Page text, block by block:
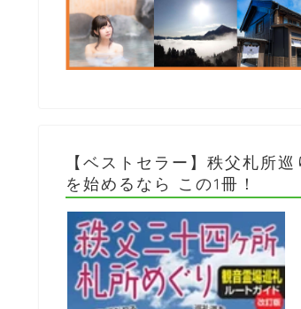
【ベストセラー】秩父札所巡
を始めるなら この1冊！